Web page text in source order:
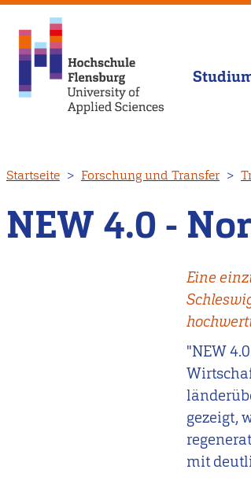
zum
Inhalt
Startseite Forschung und Transfer
NEW 4.0 -
Eine
"NEW
gezeigt,
mit